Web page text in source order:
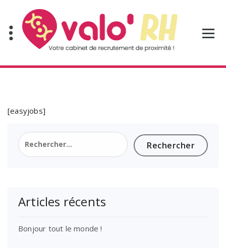
contenu
[easyjobs]
Rechercher :
Articles récents
Bonjour tout le monde !